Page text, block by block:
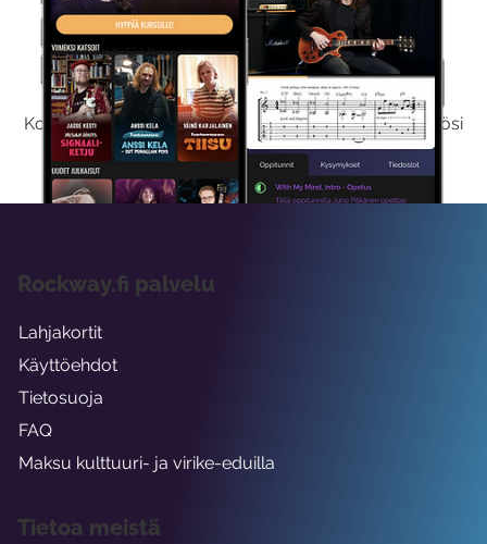
Kokeile Ilmaiseksi
Kokeilemalla ilmaiseksi saat koko sisältömme käyttöösi
viikon ajaksi.
Rockway.fi palvelu
Lahjakortit
Käyttöehdot
Tietosuoja
FAQ
Maksu kulttuuri- ja virike-eduilla
Tietoa meistä